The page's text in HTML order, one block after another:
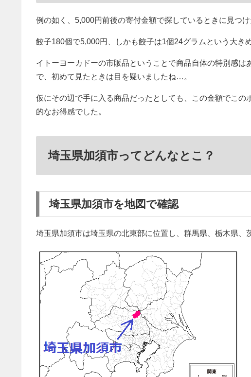
例の如く、5,000円前後の寄付金額で探しているときに見つけ
餃子180個で5,000円、しかも餃子は1個24グラムという大き
イトーヨーカドーの市販品ということで商品自体の特別感は
で、初めて見たときは目を疑いましたね…。
仮にその辺で手に入る商品だったとしても、この金額でこの
的なお得感でした。
埼玉県加須市ってどんなとこ？
埼玉県加須市を地図で確認
埼玉県加須市は埼玉県の北東部に位置し、群馬県、栃木県、